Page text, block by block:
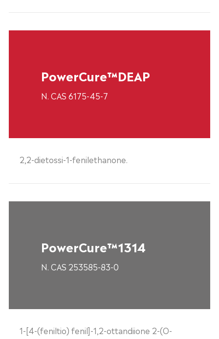
PowerCure™DEAP
N. CAS 6175-45-7
2,2-dietossi-1-fenilethanone.
PowerCure™1314
N. CAS 253585-83-0
1-[4-(feniltio) fenil]-1,2-ottandiione 2-(O-